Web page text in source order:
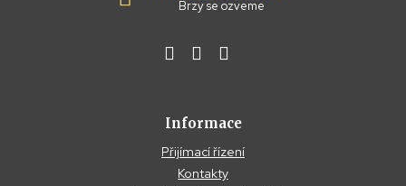
Brzy se ozveme
Informace
Přijímací řízení
Kontakty